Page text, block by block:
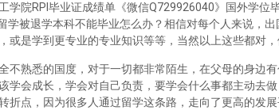
学院RPI毕业证成绩单《微信Q729926040》国外学
学被退学本科不能毕业怎么办？相信对每个人来说，
或是学到更专业的专业知识等等，当然以上这些都对
不熟悉的国度，对于一切都非常陌生，在父母的身边
学会成长，学会对自己负责，要学会什么事都主动去
折点，因为很多人通过留学这条路，走向了更高的发展